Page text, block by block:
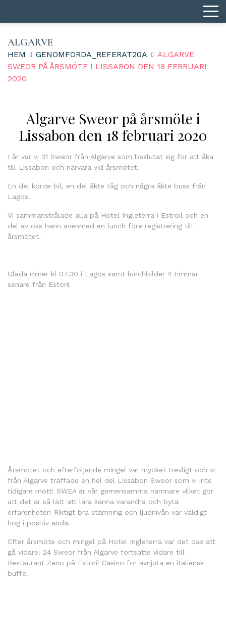
ALGARVE
HEM GENOMFORDA_REFERAT20A
ALGARVE
SWEOR PÅ ÅRSMÖTE I LISSABON DEN 18 FEBRUARI
2020
Algarve Sweor på årsmöte i
Lissabon den 18 februari 2020
I år var vi 31 Sweor från Algarve som beslutat sig för att åka
till Lissabon och närvara vid årsmötet!
En del körde bil, en del åkte tåg och några åkte buss från
Lagos!
Vi sammanstrålade alla på Hotel Ingleterra i Estroil och en
del av oss hann ävenmed en lunch före registrering till
årsmötet.
Glada miner kl 07.30 i Lagos samt lunchbilder 4 timmar
senare från Estoril
Årsmötet och efterföljande mingel var mycket trevligt och vi
från Algarve träffade en hel del Lissabon Sweor som vi inte
tidigare mött! SWEA är vår gemensamma nämnare vilket gör
att det är så lätt att lära känna varandra och byta
erfarenheter! Riktigt bra stämning och ljudnivån var väldigt
hög i positiv anda.
Efter årsmöte och mingel på Hotel Ingleterra var det dax att
gå vidare! 24 Sweor från Algarve fortsatte vidare till
Restaurant Zeno på Estoril Casino för avnjuta en italiensk
buffe!